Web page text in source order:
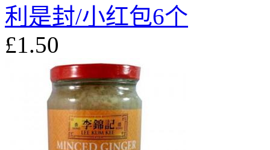
利是封/小红包6个
£1.50